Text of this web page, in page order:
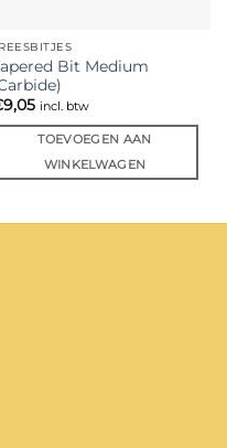
Bit Medium
9,05 incl. btw
TOEVOEGEN AAN
WINKELWAGEN